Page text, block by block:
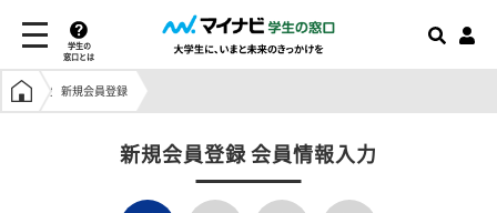
学生の
窓口とは
学生の窓口トップ
新規会員登録
新規会員登録 会員情報入力